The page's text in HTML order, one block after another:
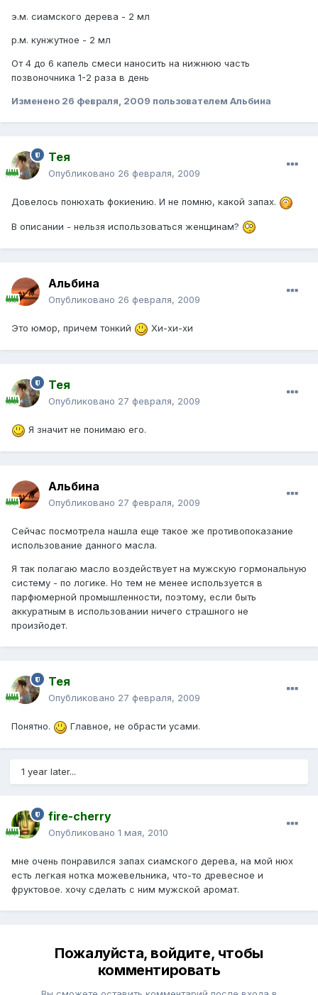
э.м. сиамского дерева - 2 мл
р.м. кунжутное - 2 мл
От 4 до 6 капель смеси наносить на нижнюю часть
позвоночника 1-2 раза в день
Изменено 26 февраля, 2009 пользователем Альбина
Тея
Опубликовано 26 февраля, 2009
Довелось понюхать фокиению. И не помню, какой запах.
В описании - нельзя использоваться женщинам?
Альбина
Опубликовано 26 февраля, 2009
Это юмор, причем тонкий Хи-хи-хи
Тея
Опубликовано 27 февраля, 2009
Я значит не понимаю его.
Альбина
Опубликовано 27 февраля, 2009
Сейчас посмотрела нашла еще такое же противопоказание
использование данного масла.
Я так полагаю масло воздействует на мужскую гормональную
систему - по логике. Но тем не менее используется в
парфюмерной промышленности, поэтому, если быть
аккуратным в использовании ничего страшного не
произйодет.
Тея
Опубликовано 27 февраля, 2009
Понятно. Главное, не обрасти усами.
1 year later...
fire-cherry
Опубликовано 1 мая, 2010
мне очень понравился запах сиамского дерева, на мой нюх
есть легкая нотка можевельника, что-то древесное и
фруктовое. хочу сделать с ним мужской аромат.
Пожалуйста, войдите, чтобы
комментировать